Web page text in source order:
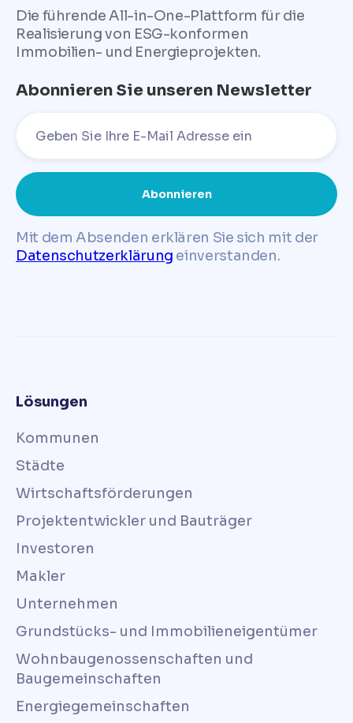
Die führende All-in-One-Plattform für die
Realisierung von ESG-konformen
Immobilien- und Energieprojekten.
Abonnieren Sie unseren Newsletter
Mit dem Absenden erklären Sie sich mit der
Datenschutzerklärung einverstanden.
Lösungen
Kommunen
Städte
Wirtschaftsförderungen
Projektentwickler und Bauträger
Investoren
Makler
Unternehmen
Grundstücks- und Immobilieneigentümer
Wohnbaugenossenschaften und
Baugemeinschaften
Energiegemeinschaften